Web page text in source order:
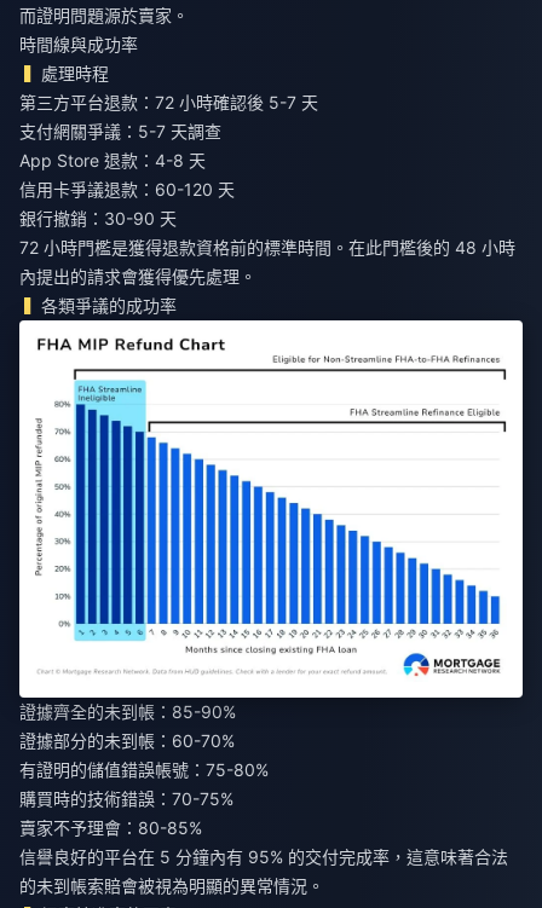
而證明問題源於賣家。
時間線與成功率
處理時程
第三方平台退款：72 小時確認後 5-7 天
支付網關爭議：5-7 天調查
App Store 退款：4-8 天
信用卡爭議退款：60-120 天
銀行撤銷：30-90 天
72 小時門檻是獲得退款資格前的標準時間。在此門檻後的 48 小時
內提出的請求會獲得優先處理。
各類爭議的成功率
證據齊全的未到帳：85-90%
證據部分的未到帳：60-70%
有證明的儲值錯誤帳號：75-80%
購買時的技術錯誤：70-75%
賣家不予理會：80-85%
信譽良好的平台在 5 分鐘內有 95% 的交付完成率，這意味著合法
的未到帳索賠會被視為明顯的異常情況。